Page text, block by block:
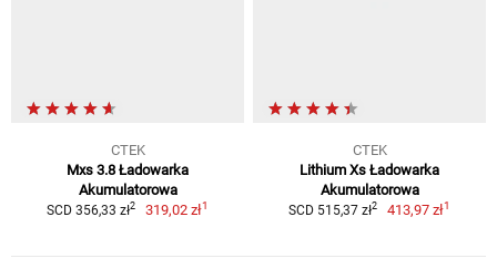
CTEK
Mxs 3.8 Ładowarka
Akumulatorowa
SCD 356,33 zł2 319,02 zł1
CTEK
Lithium Xs Ładowarka
Akumulatorowa
SCD 515,37 zł2 413,97 zł1